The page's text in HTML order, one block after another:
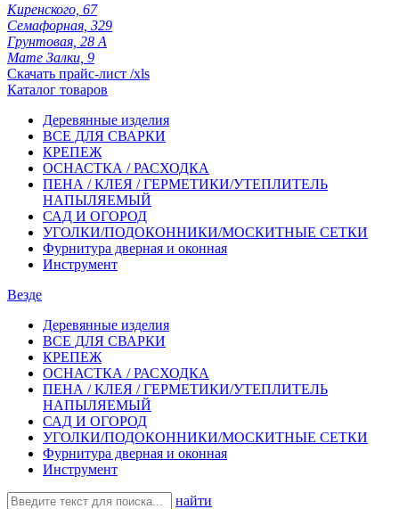
Киренского, 67
Семафорная, 329
Грунтовая, 28 А
Мате Залки, 9
Скачать прайс-лист /xls
Каталог товаров
Деревянные изделия
ВСЕ ДЛЯ СВАРКИ
КРЕПЕЖ
ОСНАСТКА / РАСХОДКА
ПЕНА / КЛЕЯ / ГЕРМЕТИКИ/УТЕПЛИТЕЛЬ
НАПЫЛЯЕМЫЙ
САД И ОГОРОД
УГОЛКИ/ПОДОКОННИКИ/МОСКИТНЫЕ СЕТКИ
Фурнитура дверная и оконная
Инструмент
Везде
Деревянные изделия
ВСЕ ДЛЯ СВАРКИ
КРЕПЕЖ
ОСНАСТКА / РАСХОДКА
ПЕНА / КЛЕЯ / ГЕРМЕТИКИ/УТЕПЛИТЕЛЬ
НАПЫЛЯЕМЫЙ
САД И ОГОРОД
УГОЛКИ/ПОДОКОННИКИ/МОСКИТНЫЕ СЕТКИ
Фурнитура дверная и оконная
Инструмент
найти